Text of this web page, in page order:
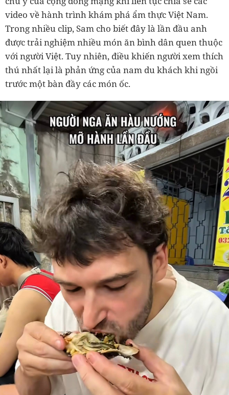
video về hành trình khám phá ẩm thực Việt Nam.
Trong nhiều clip, Sam cho biết đây là lần đầu anh
được trải nghiệm nhiều món ăn bình dân quen thuộc
với người Việt. Tuy nhiên, điều khiến người xem thích
thú nhất lại là phản ứng của nam du khách khi ngồi
trước một bàn đầy các món ốc.